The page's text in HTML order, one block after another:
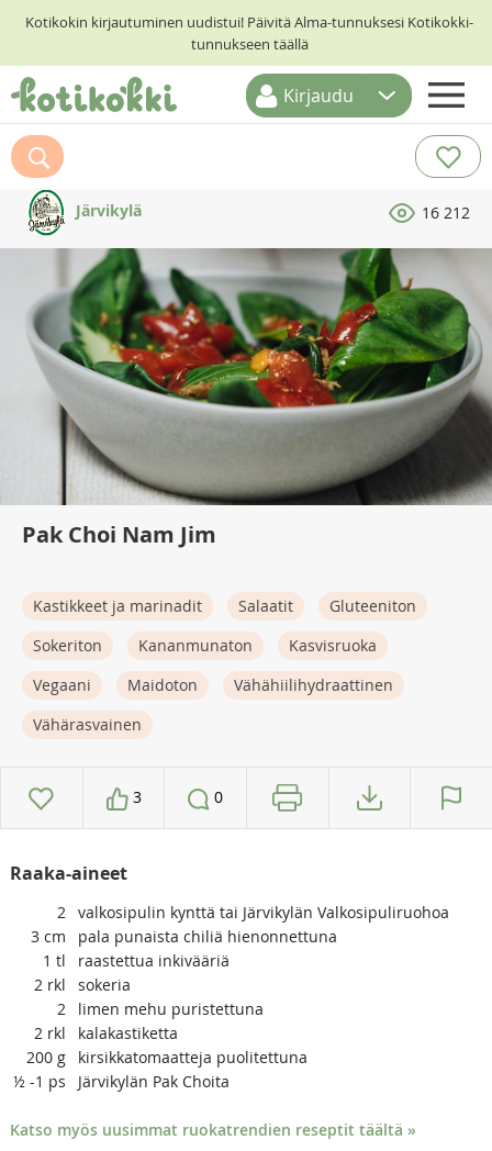
Kotikokin kirjautuminen uudistui! Päivitä Alma-tunnuksesi Kotikokki-
tunnukseen täällä
ETUSIVU
RESEPTIHAKU
RUOKATEEMAT
KESKUSTELUT
KOTIKOKIT
Kirjaudu
Järvikylä 16 212
Pak Choi Nam Jim
Kastikkeet ja marinadit Salaatit
Gluteeniton
Sokeriton
Kananmunaton
Kasvisruoka
Vegaani
Maidoton
Vähähiilihydraattinen
Vähärasvainen
3 0
Raaka-aineet
2 valkosipulin kynttä tai Järvikylän Valkosipuliruohoa
3 cm
pala punaista chiliä hienonnettuna
1 tl
raastettua inkivääriä
2 rkl
sokeria
2
limen mehu puristettuna
2 rkl
kalakastiketta
200 g
kirsikkatomaatteja puolitettuna
½ -1 ps Järvikylän Pak Choita
Katso myös uusimmat ruokatrendien reseptit täältä »